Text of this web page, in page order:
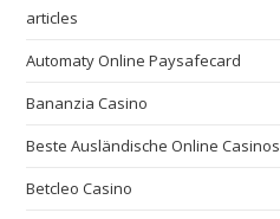
articles
Automaty Online Paysafecard
Bananzia Casino
Beste Ausländische Online Casinos
Betcleo Casino